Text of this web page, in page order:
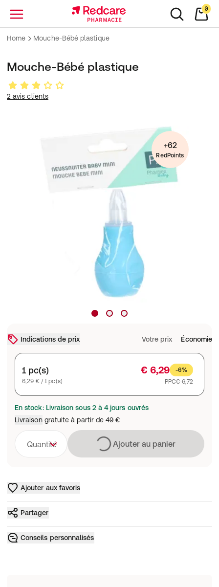
Menu
0
Home Mouche-Bébé plastique
Mouche-Bébé plastique
2 avis clients
+62
RedPoints
Indications de prix Votre prix Économie
1 pc(s)
6,29 € / 1 pc(s)
€ 6,29
-6%
PPC€ 6,72
En stock: Livraison sous 2 à 4 jours ouvrés
Livraisongratuite à partir de49 €
Quantité Chargement
Ajouter au panier
Ajouter aux favoris
Partager
Conseils personnalisés